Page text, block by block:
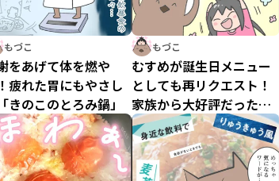
もづこ
をあげて体を燃や
疲れた胃にもやさし
きのこのとろみ鍋」
もづこ
むすめが誕生日メニュー
としても再リクエスト！
家族から大好評だった
「BIGチキンカツ」